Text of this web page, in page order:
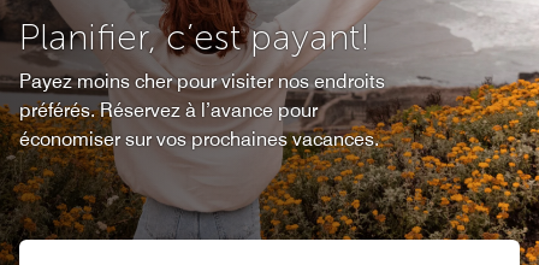
Planifier, c’est payant!
Payez moins cher pour visiter nos endroits
préférés. Réservez à l’avance pour
économiser sur vos prochaines vacances.